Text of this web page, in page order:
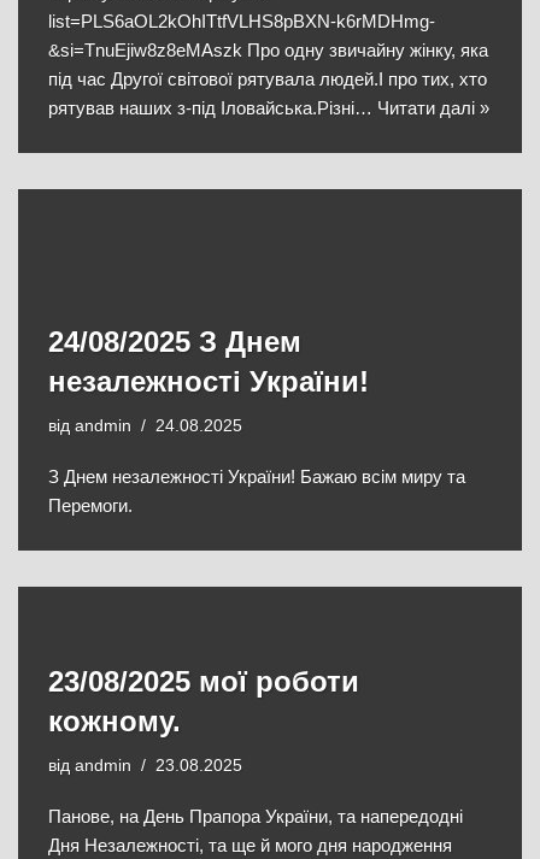
list=PLS6aOL2kOhITtfVLHS8pBXN-k6rMDHmg-
&si=TnuEjiw8z8eMAszk Про одну звичайну жінку, яка
під час Другої світової рятувала людей.І про тих, хто
рятував наших з-під Іловайська.Різні… Читати далі »
24/08/2025 З Днем
незалежності України!
від andmin 24.08.2025
З Днем незалежності України! Бажаю всім миру та
Перемоги.
23/08/2025 мої роботи
кожному.
від andmin 23.08.2025
Панове, на День Прапора України, та напередодні
Дня Незалежності, та ще й мого дня народження